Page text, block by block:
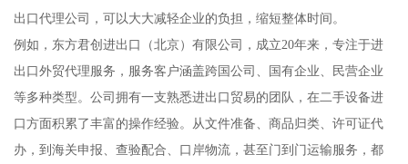
出口代理公司，可以大大减轻企业的负担，缩短整体时间。
例如，东方君创进出口（北京）有限公司，成立20年来，专注于进
出口外贸代理服务，服务客户涵盖跨国公司、国有企业、民营企业
等多种类型。公司拥有一支熟悉进出口贸易的团队，在二手设备进
口方面积累了丰富的操作经验。从文件准备、商品归类、许可证代
办，到海关申报、查验配合、口岸物流，甚至门到门运输服务，都